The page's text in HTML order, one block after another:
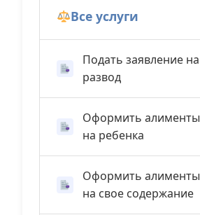
Все услуги
Подать заявление на
развод
Оформить алименты
на ребенка
Оформить алименты
на свое содержание